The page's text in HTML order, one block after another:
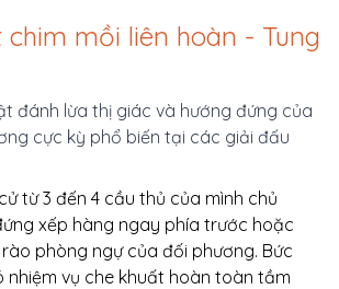
chim mồi liên hoàn - Tung
đánh lừa thị giác và hướng đứng của
cực kỳ phổ biến tại các giải đấu
từ 3 đến 4 cầu thủ của mình chủ
xếp hàng ngay phía trước hoặc
phòng ngự của đối phương. Bức
vụ che khuất hoàn toàn tầm